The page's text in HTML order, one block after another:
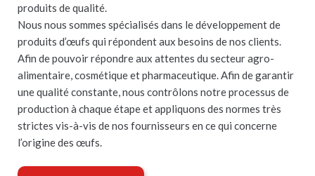
produits de qualité.
Nous nous sommes spécialisés dans le développement de
produits d’œufs qui répondent aux besoins de nos clients.
Afin de pouvoir répondre aux attentes du secteur agro-
alimentaire, cosmétique et pharmaceutique. Afin de garantir
une qualité constante, nous contrôlons notre processus de
production à chaque étape et appliquons des normes très
strictes vis-à-vis de nos fournisseurs en ce qui concerne
l’origine des œufs.